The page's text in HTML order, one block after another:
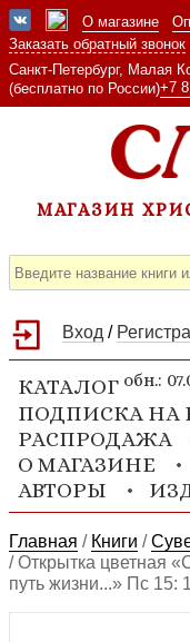
О магазине
Заказать обратный звонок
Санкт-Петербург, Малая
(бесплатно по России)+7
МАГАЗИН
Вход /
КАТАЛОГ обн.:
ПОДПИСКА НА
РАСПРОДАЖА
О МАГАЗИНЕ
АВТОРЫ
Главная / Книги /
/Открытка цветная
путь жизни...» Пс 15: